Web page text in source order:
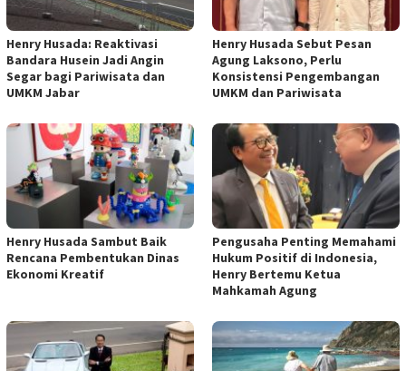
Henry Husada: Reaktivasi
Bandara Husein Jadi Angin
Segar bagi Pariwisata dan
UMKM Jabar
Henry Husada Sebut Pesan
Agung Laksono, Perlu
Konsistensi Pengembangan
UMKM dan Pariwisata
Henry Husada Sambut Baik
Rencana Pembentukan Dinas
Ekonomi Kreatif
Pengusaha Penting Memahami
Hukum Positif di Indonesia,
Henry Bertemu Ketua
Mahkamah Agung